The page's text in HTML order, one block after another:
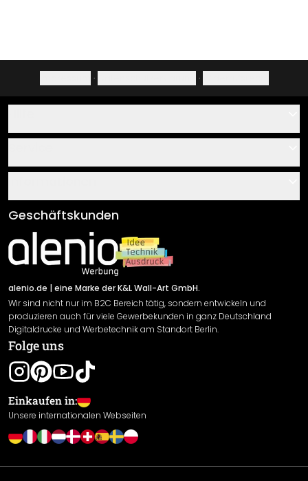
· ·
Über uns
Klebe- und Montageanleitungen
Newsletter An-/Abmeldung
Sendungsverfolgung
AGB
Impressum
Versand & Zahlung
Rücksendung
Widerrufsrecht
Datenschutzerklärung
Gewährleistung
Leistungserklärung / CE-Zeichen
Cookie Einstellungen
Geschäftskunden
alenio.de | eine Marke der K&L Wall-Art GmbH.
Wir sind nicht nur im B2C Bereich tätig, sondern entwickeln und
produzieren auch für viele Gewerbekunden in ganz Deutschland
Digitaldrucke und Werbetechnik am Standort Berlin.
Folge uns
Einkaufen in:
Unsere internationalen Webseiten